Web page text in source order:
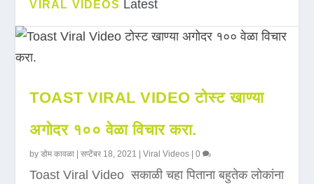
VIRAL VIDEOS Latest
TOAST VIRAL VIDEO टोस्ट खाण्या
अगोदर १०० वेळा विचार करा.
byडोम कावळा |सप्टेंबर 18, 2021 |Viral Videos |0
Toast Viral Video सकाळी चहा पिताना बहुतेक लोकांना